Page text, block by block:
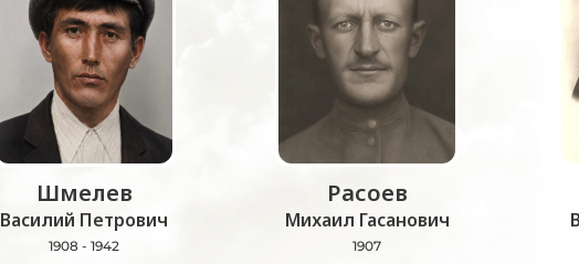
Шмелев
Василий Петрович
1908 - 1942
Расоев
Михаил Гасанович
1907